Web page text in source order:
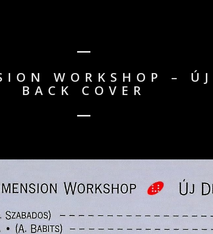
WORKSHOP –
BACK COVER